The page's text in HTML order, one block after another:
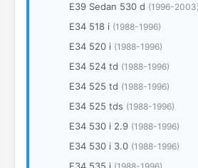
E39 Sedan 530 d (1996-2003)
E34 518 i (1988-1996)
E34 520 i (1988-1996)
E34 524 td (1988-1996)
E34 525 td (1988-1996)
E34 525 tds (1988-1996)
E34 530 i 2.9 (1988-1996)
E34 530 i 3.0 (1988-1996)